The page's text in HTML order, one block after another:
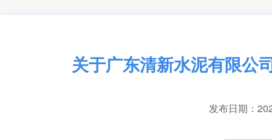
关于广东清新水泥有限公
发布日期：